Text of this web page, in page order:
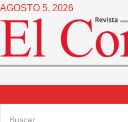
Ir
al
contenido
AGOSTO 5, 2026